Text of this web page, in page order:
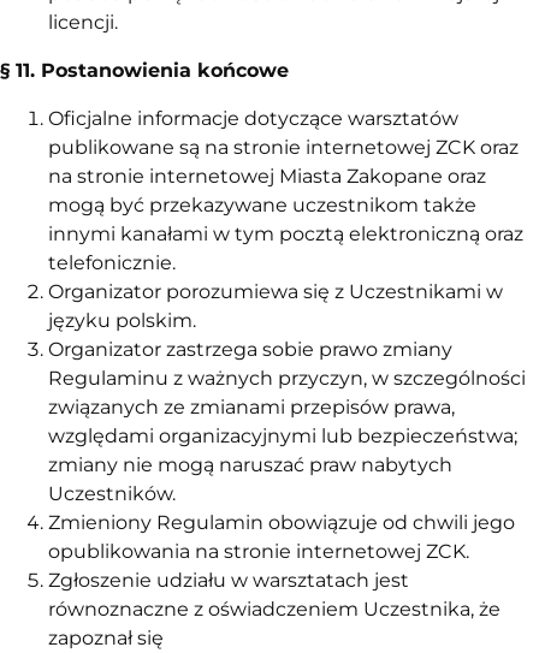
licencji.
§ 11. Postanowienia końcowe
Oficjalne informacje dotyczące warsztatów
publikowane są na stronie internetowej ZCK oraz
na stronie internetowej Miasta Zakopane oraz
mogą być przekazywane uczestnikom także
innymi kanałami w tym pocztą elektroniczną oraz
telefonicznie.
Organizator porozumiewa się z Uczestnikami w
języku polskim.
Organizator zastrzega sobie prawo zmiany
Regulaminu z ważnych przyczyn, w szczególności
związanych ze zmianami przepisów prawa,
względami organizacyjnymi lub bezpieczeństwa;
zmiany nie mogą naruszać praw nabytych
Uczestników.
Zmieniony Regulamin obowiązuje od chwili jego
opublikowania na stronie internetowej ZCK.
Zgłoszenie udziału w warsztatach jest
równoznaczne z oświadczeniem Uczestnika, że
zapoznał się